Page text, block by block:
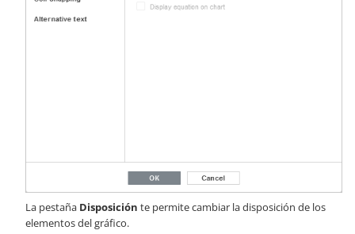
La pestaña Disposición te permite cambiar la disposición de los
elementos del gráfico.